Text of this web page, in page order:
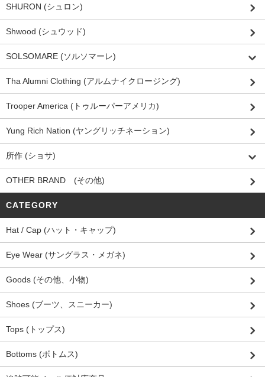
SHURON (シュロン)
Shwood (シュウッド)
SOLSOMARE (ソルソマーレ)
Tha Alumni Clothing (アルムナイクロージング)
Trooper America (トゥルーパーアメリカ)
Yung Rich Nation (ヤングリッチネーション)
所作 (ショサ)
OTHER BRAND (その他)
CATEGORY
Hat / Cap (ハット・キャップ)
Eye Wear (サングラス・メガネ)
Goods (その他、小物)
Shoes (ブーツ、スニーカー)
Tops (トップス)
Bottoms (ボトムス)